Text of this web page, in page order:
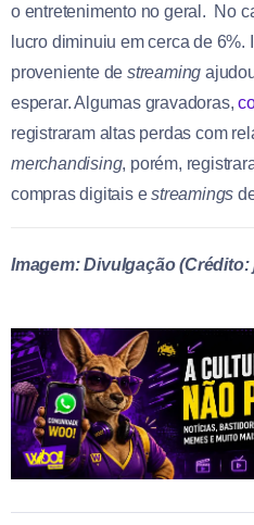
o entretenimento no geral. No
lucro diminuiu em cerca de 6%.
proveniente destreaming
esperar. Algumas gravadoras,
registraram altas perdas com
merchandising, porém,
compras digitais estreamings
Imagem: Divulgação